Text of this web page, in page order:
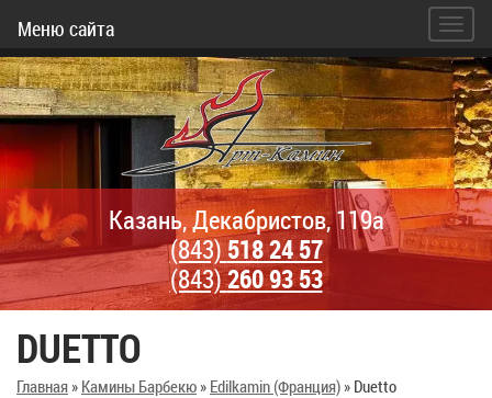
Меню сайта
Казань, Декабристов, 119а
(843)518 24 57
(843)260 93 53
DUETTO
Главная» Камины Барбекю» Edilkamin (Франция)» Duetto